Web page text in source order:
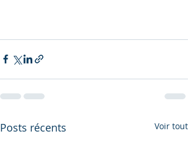
Posts récents Voir tout